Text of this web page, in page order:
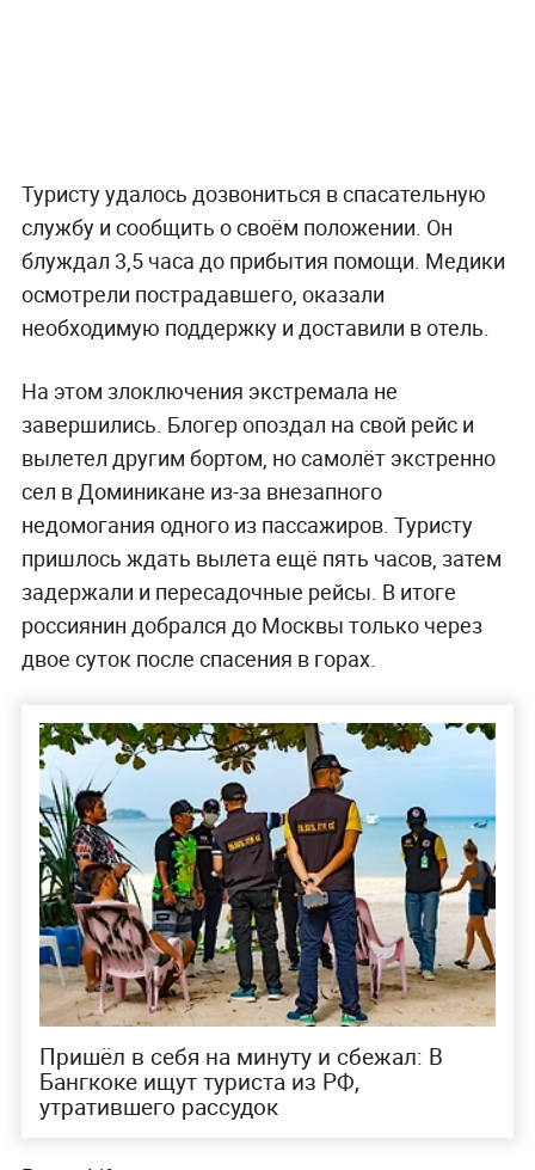
Туристу удалось дозвониться в спасательную
службу и сообщить о своём положении. Он
блуждал 3,5 часа до прибытия помощи. Медики
осмотрели пострадавшего, оказали
необходимую поддержку и доставили в отель.
На этом злоключения экстремала не
завершились. Блогер опоздал на свой рейс и
вылетел другим бортом, но самолёт экстренно
сел в Доминикане из-за внезапного
недомогания одного из пассажиров. Туристу
пришлось ждать вылета ещё пять часов, затем
задержали и пересадочные рейсы. В итоге
россиянин добрался до Москвы только через
двое суток после спасения в горах.
Пришёл в себя на минуту и сбежал: В
Бангкоке ищут туриста из РФ,
утратившего рассудок